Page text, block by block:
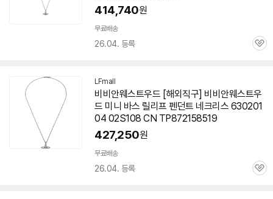
414,740원
무료배송
26.04. 등록
관
LFmall
비비안웨스트우드 [해외직구] 비비안웨스트우
드 미니 바스 릴리프 펜던트 네크리스 630201
04 02S108 CN TP872158519
427,250원
무료배송
26.04. 등록
관